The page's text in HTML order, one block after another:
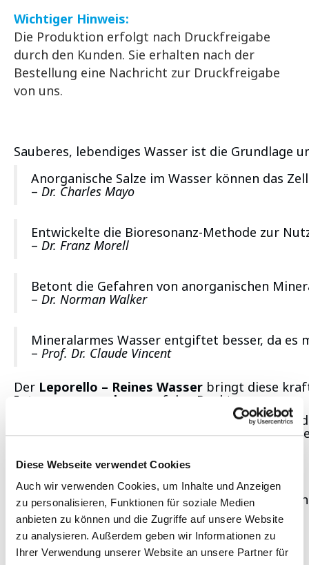
Diese Webseite verwendet Cookies
Auch wir verwenden Cookies, um Inhalte und Anzeigen
zu personalisieren, Funktionen für soziale Medien
anbieten zu können und die Zugriffe auf unsere Website
zu analysieren. Außerdem geben wir Informationen zu
Ihrer Verwendung unserer Website an unsere Partner für
Wichtiger Hinweis:
Die Produktion erfolgt nach Druckfreigabe
durch den Kunden. Sie erhalten nach der
Bestellung eine Nachricht zur Druckfreigabe
von uns.
Sauberes, lebendiges Wasser ist die Grundlage
Anorganische Salze im Wasser können das
– Dr. Charles Mayo
Entwickelte die Bioresonanz-Methode zur
– Dr. Franz Morell
Betont die Gefahren von anorganischen
– Dr. Norman Walker
Mineralarmes Wasser entgiftet besser, da es
– Prof. Dr. Claude Vincent
Der Leporello – Reines Wasser bringt diese
Interessensweckung
auf den Punkt.
Ideal als auffälliges Give-away, für Info-
Aufmerksamkeit, Gesprächsstoff und
Super kompaktes Leporello-Format
Inhalt: 5.000 Stück
Rückseite individuell mit Ihren
Klein im Format. Sehr groß in der Wirkung.